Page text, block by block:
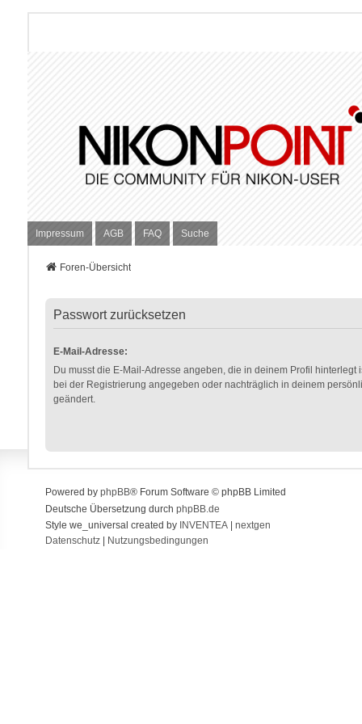
Impressum AGB FAQ Suche
Foren-Übersicht
Passwort zurücksetzen
E-Mail-Adresse:
Du musst die E-Mail-Adresse angeben, die in deinem Profil hinterlegt
bei der Registrierung angegeben oder nachträglich in deinem
geändert.
Powered by phpBB® Forum Software © phpBB Limited
Deutsche Übersetzung durch phpBB.de
Style we_universal created by INVENTEA| nextgen
Datenschutz| Nutzungsbedingungen